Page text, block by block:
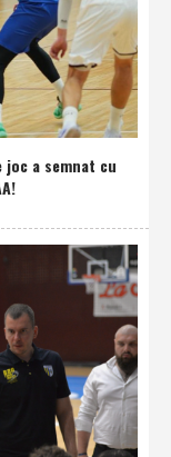
a semnat cu